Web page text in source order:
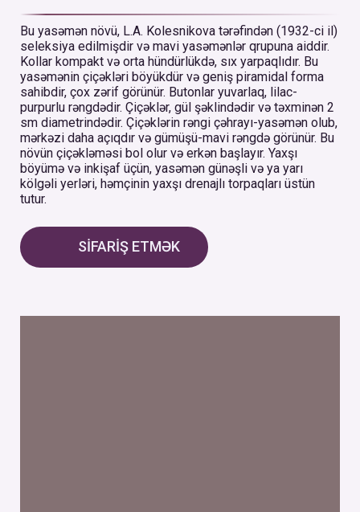
Bu yasəmən növü, L.A. Kolesnikova tərəfindən (1932-ci il)
seleksiya edilmişdir və mavi yasəmənlər qrupuna aiddir.
Kollar kompakt və orta hündürlükdə, sıx yarpaqlıdır. Bu
yasəmənin çiçəkləri böyükdür və geniş piramidal forma
sahibdir, çox zərif görünür. Butonlar yuvarlaq, lilac-
purpurlu rəngdədir. Çiçəklər, gül şəklindədir və təxminən 2
sm diametrindədir. Çiçəklərin rəngi çəhrayı-yasəmən olub,
mərkəzi daha açıqdır və gümüşü-mavi rəngdə görünür. Bu
növün çiçəkləməsi bol olur və erkən başlayır. Yaxşı
böyümə və inkişaf üçün, yasəmən günəşli və ya yarı
kölgəli yerləri, həmçinin yaxşı drenajlı torpaqları üstün
tutur.
SİFARİŞ ETMƏK